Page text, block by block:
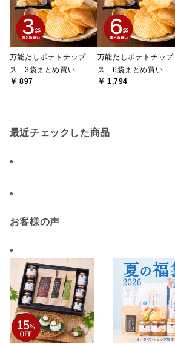
万能だしポテトチップ
ス 3袋まとめ買い
（60g×3袋）【のし・ラ
￥ 897
万能だしポテトチップ
ス 6袋まとめ買い
（60g×6袋）【のし・
￥ 1,794
最近チェックした商品
お客様の声